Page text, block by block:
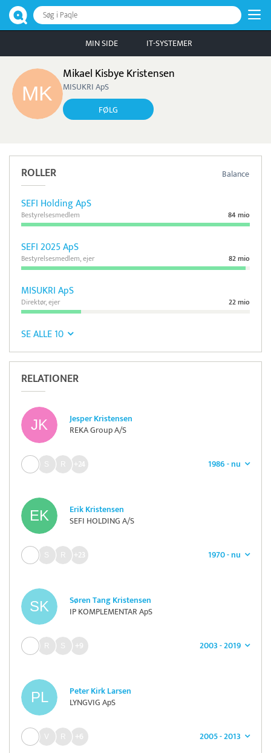
Søg i Paqle
MIN SIDE IT-SYSTEMER
Mikael Kisbye Kristensen
MISUKRI ApS
FØLG
Balance
ROLLER
SEFI Holding ApS
84 mio
Bestyrelsesmedlem
SEFI 2025 ApS
82 mio
Bestyrelsesmedlem, ejer
MISUKRI ApS
22 mio
Direktør, ejer
SE ALLE 10
RELATIONER
Jesper Kristensen
REKA Group A/S
1986 - nu
+24
Erik Kristensen
SEFI HOLDING A/S
1970 - nu
+23
Søren Tang Kristensen
IP KOMPLEMENTAR ApS
2003 - 2019
+9
Peter Kirk Larsen
LYNGVIG ApS
2005 - 2013
+6